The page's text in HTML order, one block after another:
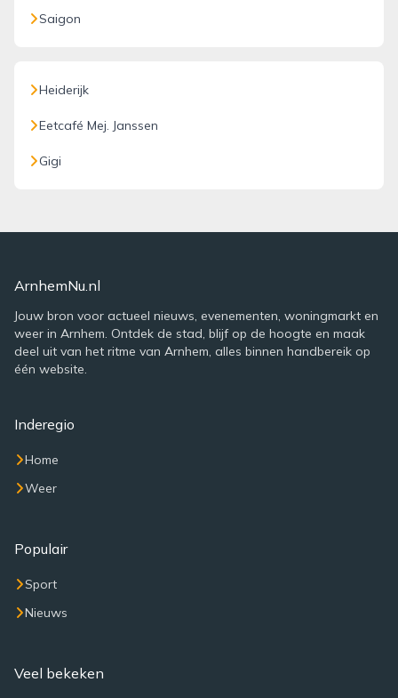
Saigon
Heiderijk
Eetcafé Mej. Janssen
Gigi
ArnhemNu.nl
Jouw bron voor actueel nieuws, evenementen, woningmarkt en
weer in Arnhem. Ontdek de stad, blijf op de hoogte en maak
deel uit van het ritme van Arnhem, alles binnen handbereik op
één website.
Inderegio
Home
Weer
Populair
Sport
Nieuws
Veel bekeken